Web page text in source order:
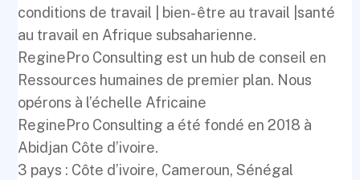
conditions de travail | bien- être au travail |santé
au travail en Afrique subsaharienne.
ReginePro Consulting est un hub de conseil en
Ressources humaines de premier plan. Nous
opérons à l’échelle Africaine
ReginePro Consulting a été fondé en 2018 à
Abidjan Côte d’ivoire.
3 pays : Côte d’ivoire, Cameroun, Sénégal